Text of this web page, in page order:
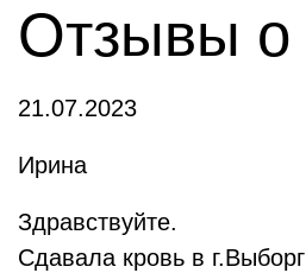
Отзывы о
21.07.2023
Ирина
Здравствуйте.
Сдавала кровь в